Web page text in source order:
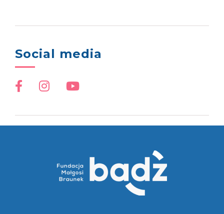
Social media